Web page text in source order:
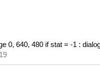
0, 640, 480 if stat = -1 :